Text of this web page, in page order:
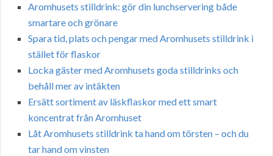
Aromhusets stilldrink: gör din lunchservering både
smartare och grönare
Spara tid, plats och pengar med Aromhusets stilldrink i
stället för flaskor
Locka gäster med Aromhusets goda stilldrinks och
behåll mer av intäkten
Ersätt sortiment av läskflaskor med ett smart
koncentrat från Aromhuset
Låt Aromhusets stilldrink ta hand om törsten – och du
tar hand om vinsten